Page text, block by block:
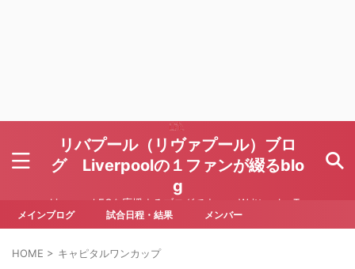
リバプール（リヴァプール）ブロ
グ Liverpoolの１ファンが綴るblo
g
Liverpool FCを応援するブログです Written by To
ru Yoda
メインブログ 試合日程・結果 メンバー
HOME > キャピタルワンカップ